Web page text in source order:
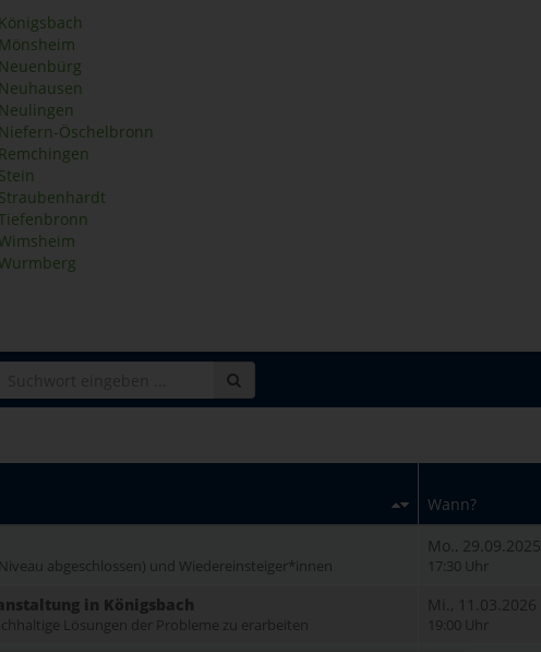
Königsbach
Mönsheim
Neuenbürg
Neuhausen
Neulingen
Niefern-Öschelbronn
Remchingen
Stein
Straubenhardt
Wann?
abgeschlossen) und Wiedereinsteiger*innen
Mo., 29.09.2025
17:30 Uhr
in Königsbach
Lösungen der Probleme zu erarbeiten
Mi., 11.03.2026
19:00 Uhr